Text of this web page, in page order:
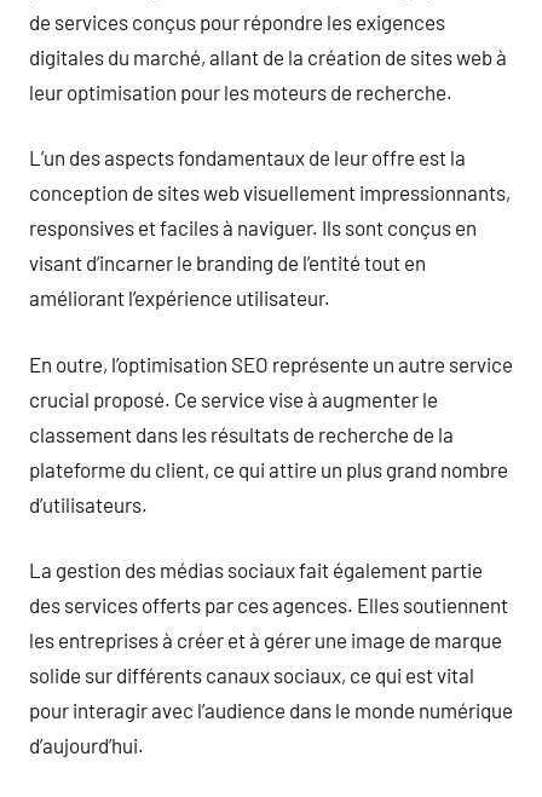
de services conçus pour répondre les exigences
digitales du marché, allant de la création de sites web à
leur optimisation pour les moteurs de recherche.
L’un des aspects fondamentaux de leur offre est la
conception de sites web visuellement impressionnants,
responsives et faciles à naviguer. Ils sont conçus en
visant d’incarner le branding de l’entité tout en
améliorant l’expérience utilisateur.
En outre, l’optimisation SEO représente un autre service
crucial proposé. Ce service vise à augmenter le
classement dans les résultats de recherche de la
plateforme du client, ce qui attire un plus grand nombre
d’utilisateurs.
La gestion des médias sociaux fait également partie
des services offerts par ces agences. Elles soutiennent
les entreprises à créer et à gérer une image de marque
solide sur différents canaux sociaux, ce qui est vital
pour interagir avec l’audience dans le monde numérique
d’aujourd’hui.